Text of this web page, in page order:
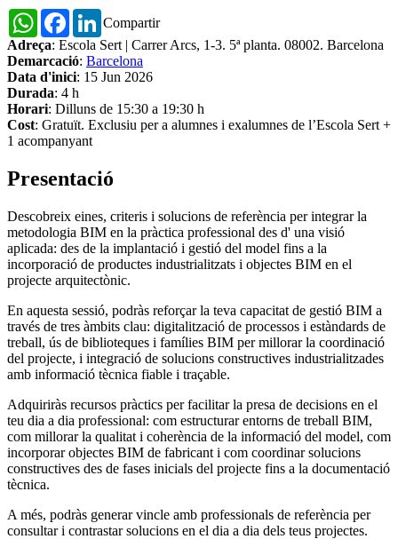
Compartir
WhatsAppFacebookLinkedIn
Adreça: Escola Sert | Carrer Arcs, 1-3. 5ª planta. 08002. Barcelona
Demarcació: Barcelona
Data d'inici: 15 Jun 2026
Durada: 4 h
Horari: Dilluns de 15:30 a 19:30 h
Cost: Gratuït. Exclusiu per a alumnes i exalumnes de l’Escola Sert +
1 acompanyant
Presentació
Descobreix eines, criteris i solucions de referència per integrar la
metodologia BIM en la pràctica professional des d' una visió
aplicada: des de la implantació i gestió del model fins a la
incorporació de productes industrialitzats i objectes BIM en el
projecte arquitectònic.
En aquesta sessió, podràs reforçar la teva capacitat de gestió BIM a
través de tres àmbits clau: digitalització de processos i estàndards de
treball, ús de biblioteques i famílies BIM per millorar la coordinació
del projecte, i integració de solucions constructives industrialitzades
amb informació tècnica fiable i traçable.
Adquiriràs recursos pràctics per facilitar la presa de decisions en el
teu dia a dia professional: com estructurar entorns de treball BIM,
com millorar la qualitat i coherència de la informació del model, com
incorporar objectes BIM de fabricant i com coordinar solucions
constructives des de fases inicials del projecte fins a la documentació
tècnica.
A més, podràs generar vincle amb professionals de referència per
consultar i contrastar solucions en el dia a dia dels teus projectes.